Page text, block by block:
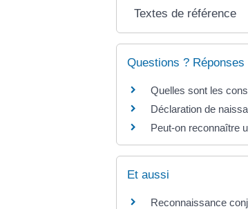
Textes de référence
Questions ? Réponses
Quelles sont les
Déclaration de
Peut-on reconnaître
Et aussi
Reconnaissance